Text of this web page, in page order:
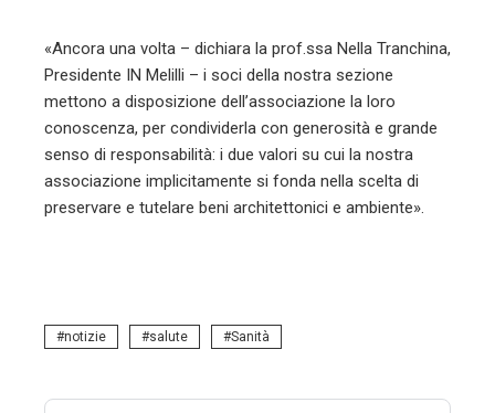
«Ancora una volta – dichiara la prof.ssa Nella Tranchina,
Presidente IN Melilli – i soci della nostra sezione
mettono a disposizione dell’associazione la loro
conoscenza, per condividerla con generosità e grande
senso di responsabilità: i due valori su cui la nostra
associazione implicitamente si fonda nella scelta di
preservare e tutelare beni architettonici e ambiente».
notizie salute Sanità